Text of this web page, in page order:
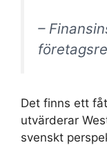
–
Det finns ett
utvärderar
svenskt